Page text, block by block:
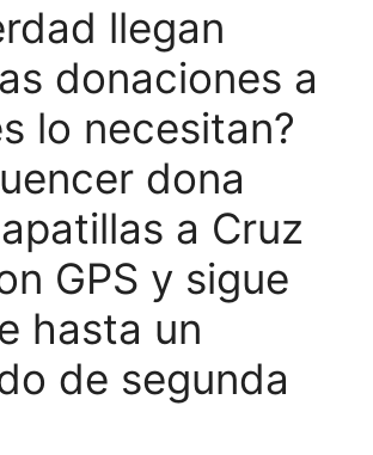
llegan
donaciones a
lo necesitan?
dona
a Cruz
GPS y sigue
hasta un
de segunda